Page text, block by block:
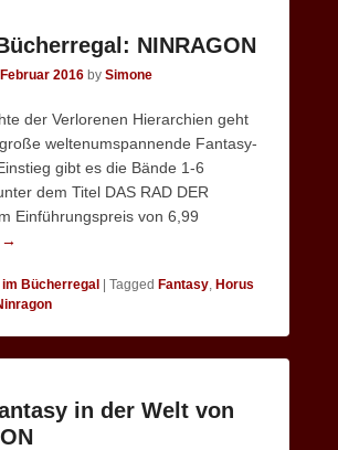
NINRAGON
2016 by Simone
der Verlorenen Hierarchien geht
weltenumspannende Fantasy-
gibt es die Bände 1-6
dem Titel DAS RAD DER
Einführungspreis von 6,99
→
im Bücherregal Tagged Fantasy, Horus
in der Welt von